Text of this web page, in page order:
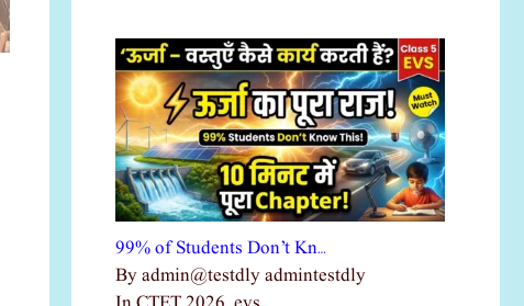
99% of Students Don’t Kn…
By admin@testdly admintestdly